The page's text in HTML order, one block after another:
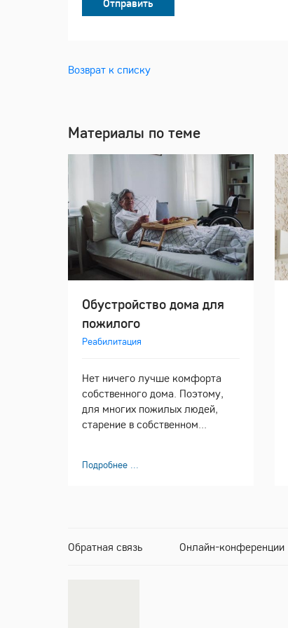
Возврат к списку
Материалы по теме
Обустройство дома для
пожилого
Реабилитация
Нет ничего лучше комфорта
собственного дома. Поэтому,
для многих пожилых людей,
старение в собственном...
Подробнее ...
Обратная связь Онлайн-конференции